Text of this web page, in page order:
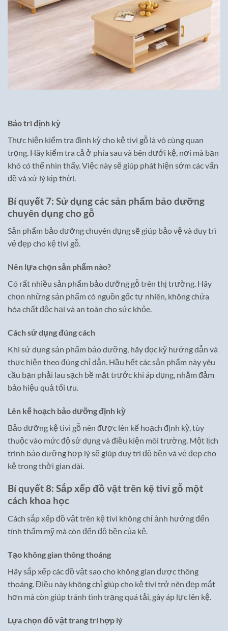
Bảo trì định kỳ
Thực hiện kiểm tra định kỳ cho kệ tivi gỗ là vô cùng quan
trọng. Hãy kiểm tra cả ở phía sau và bên dưới kệ, nơi mà bạn
khó có thể nhìn thấy. Việc này sẽ giúp phát hiện sớm các vấn
đề và xử lý kịp thời.
Bí quyết 7: Sử dụng các sản phẩm bảo dưỡng
chuyên dụng cho gỗ
Sản phẩm bảo dưỡng chuyên dụng sẽ giúp bảo vệ và duy trì
vẻ đẹp cho kệ tivi gỗ.
Nên lựa chọn sản phẩm nào?
Có rất nhiều sản phẩm bảo dưỡng gỗ trên thị trường. Hãy
chọn những sản phẩm có nguồn gốc tự nhiên, không chứa
hóa chất độc hại và an toàn cho sức khỏe.
Cách sử dụng đúng cách
Khi sử dụng sản phẩm bảo dưỡng, hãy đọc kỹ hướng dẫn và
thực hiện theo đúng chỉ dẫn. Hầu hết các sản phẩm này yêu
cầu bạn phải lau sạch bề mặt trước khi áp dụng, nhằm đảm
bảo hiệu quả tối ưu.
Lên kế hoạch bảo dưỡng định kỳ
Bảo dưỡng kệ tivi gỗ nên được lên kế hoạch định kỳ, tùy
thuộc vào mức độ sử dụng và điều kiện môi trường. Một lịch
trình bảo dưỡng hợp lý sẽ giúp duy trì độ bền và vẻ đẹp cho
kệ trong thời gian dài.
Bí quyết 8: Sắp xếp đồ vật trên kệ tivi gỗ một
cách khoa học
Cách sắp xếp đồ vật trên kệ tivi không chỉ ảnh hưởng đến
tính thẩm mỹ mà còn đến độ bền của kệ.
Tạo không gian thông thoáng
Hãy sắp xếp các đồ vật sao cho không gian được thông
thoáng. Điều này không chỉ giúp cho kệ tivi trở nên đẹp mắt
hơn mà còn giúp tránh tình trạng quá tải, gây áp lực lên kệ.
Lựa chọn đồ vật trang trí hợp lý